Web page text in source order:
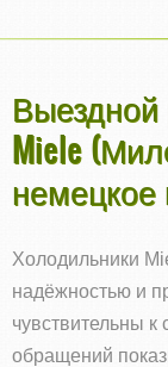
Выездной
Miele
немецкое
Холодильники
надёжностью и
чувствительны
обращений